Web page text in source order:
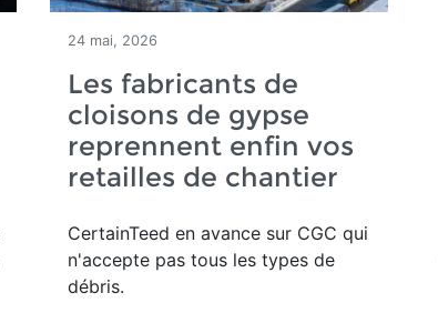
24 mai, 2026
Les fabricants de
cloisons de gypse
reprennent enfin vos
retailles de chantier
CertainTeed en avance sur CGC qui
n'accepte pas tous les types de
débris.